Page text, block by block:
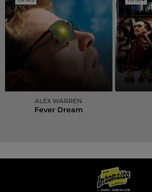
ALEX WARREN
Fever Dream